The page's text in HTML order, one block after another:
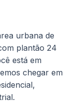
urbana de
plantão 24
está em
chegar em